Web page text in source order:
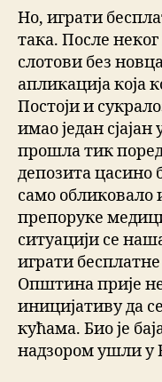
Но, играти
така. После
слотови без
апликација која
Постоји и
имао један сјајан
прошла тик
депозита цасино
само обликовало
препоруке
ситуацији се
играти
Општина прије
иницијативу да
кућама. Био је
надзором ушли у